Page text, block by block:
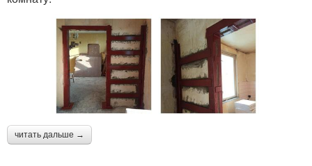
читать дальше →